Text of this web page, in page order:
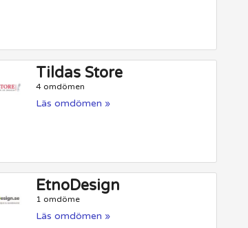
Tildas Store
4 omdömen
Läs omdömen »
EtnoDesign
1 omdöme
Läs omdömen »